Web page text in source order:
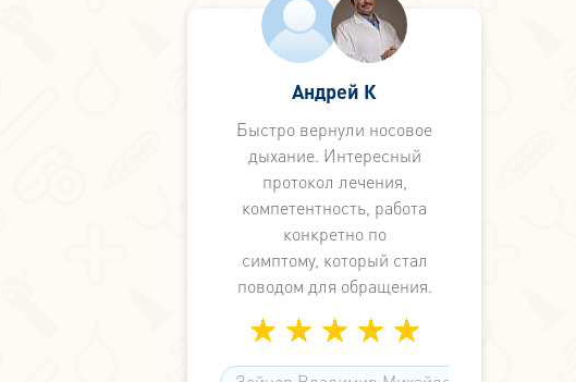
Андрей К
Быстро вернули носовое
дыхание. Интересный
протокол лечения,
компетентность, работа
конкретно по
симптому, который стал
поводом для обращения.
наилучший как
поликлинический,